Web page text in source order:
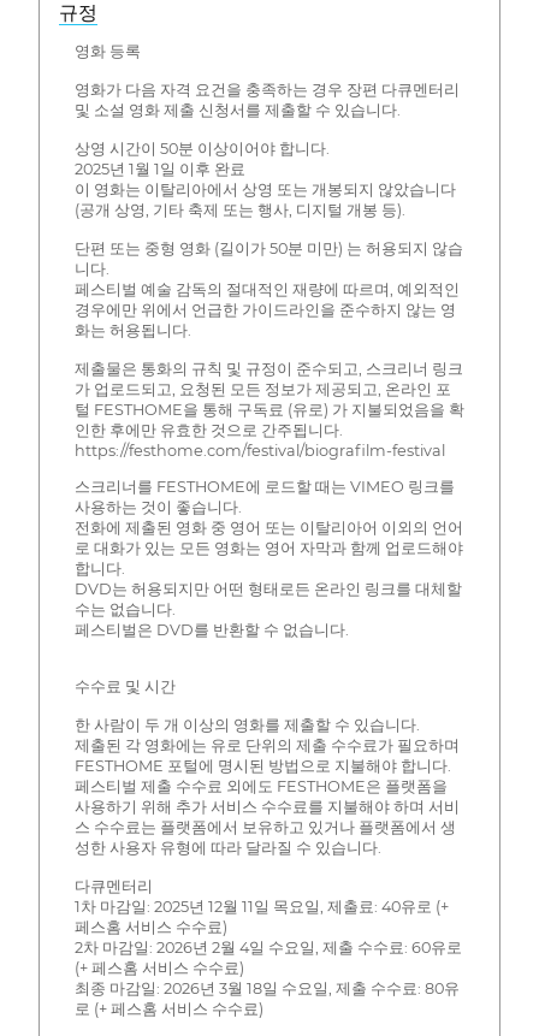
규정
영화 등록
영화가 다음 자격 요건을 충족하는 경우 장편 다큐멘터리
및 소설 영화 제출 신청서를 제출할 수 있습니다.
상영 시간이 50분 이상이어야 합니다.
2025년 1월 1일 이후 완료
이 영화는 이탈리아에서 상영 또는 개봉되지 않았습니다
(공개 상영, 기타 축제 또는 행사, 디지털 개봉 등).
단편 또는 중형 영화 (길이가 50분 미만) 는 허용되지 않습
니다.
페스티벌 예술 감독의 절대적인 재량에 따르며, 예외적인
경우에만 위에서 언급한 가이드라인을 준수하지 않는 영
화는 허용됩니다.
제출물은 통화의 규칙 및 규정이 준수되고, 스크리너 링크
가 업로드되고, 요청된 모든 정보가 제공되고, 온라인 포
털 FESTHOME을 통해 구독료 (유로) 가 지불되었음을 확
인한 후에만 유효한 것으로 간주됩니다.
https://festhome.com/festival/biografilm-festival
스크리너를 FESTHOME에 로드할 때는 VIMEO 링크를
사용하는 것이 좋습니다.
전화에 제출된 영화 중 영어 또는 이탈리아어 이외의 언어
로 대화가 있는 모든 영화는 영어 자막과 함께 업로드해야
합니다.
DVD는 허용되지만 어떤 형태로든 온라인 링크를 대체할
수는 없습니다.
페스티벌은 DVD를 반환할 수 없습니다.
수수료 및 시간
한 사람이 두 개 이상의 영화를 제출할 수 있습니다.
제출된 각 영화에는 유로 단위의 제출 수수료가 필요하며
FESTHOME 포털에 명시된 방법으로 지불해야 합니다.
페스티벌 제출 수수료 외에도 FESTHOME은 플랫폼을
사용하기 위해 추가 서비스 수수료를 지불해야 하며 서비
스 수수료는 플랫폼에서 보유하고 있거나 플랫폼에서 생
성한 사용자 유형에 따라 달라질 수 있습니다.
다큐멘터리
1차 마감일: 2025년 12월 11일 목요일, 제출료: 40유로 (+
페스홈 서비스 수수료)
2차 마감일: 2026년 2월 4일 수요일, 제출 수수료: 60유로
(+ 페스홈 서비스 수수료)
최종 마감일: 2026년 3월 18일 수요일, 제출 수수료: 80유
로 (+ 페스홈 서비스 수수료)